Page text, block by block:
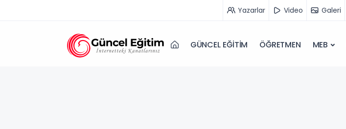
Yazarlar Video Galeri
GÜNCEL EĞİTİM ÖĞRETMEN MEB